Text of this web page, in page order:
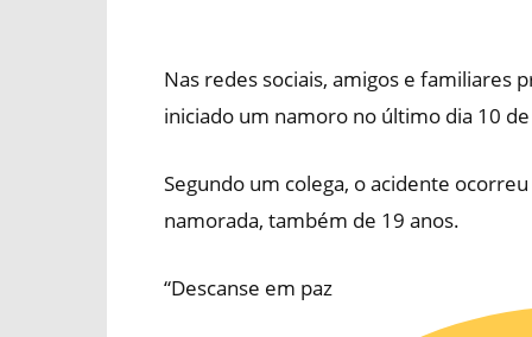
Nas redes sociais, amigos e familiares
iniciado um namoro no último dia 10
Segundo um colega, o acidente
namorada, também de 19 anos.
“Descanse em paz